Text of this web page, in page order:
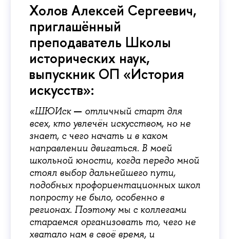
Холов Алексей Сергеевич,
приглашённый
преподаватель Школы
исторических наук,
выпускник ОП «История
искусств»:
«ШЮИск — отличный старт для
всех, кто увлечён искусством, но не
знает, с чего начать и в каком
направлении двигаться. В моей
школьной юности, когда передо мной
стоял выбор дальнейшего пути,
подобных профориентационных школ
попросту не было, особенно в
регионах. Поэтому мы с коллегами
стараемся организовать то, чего не
хватало нам в своё время, и